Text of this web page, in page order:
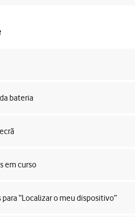
bateria
em curso
“Localizar o meu dispositivo”